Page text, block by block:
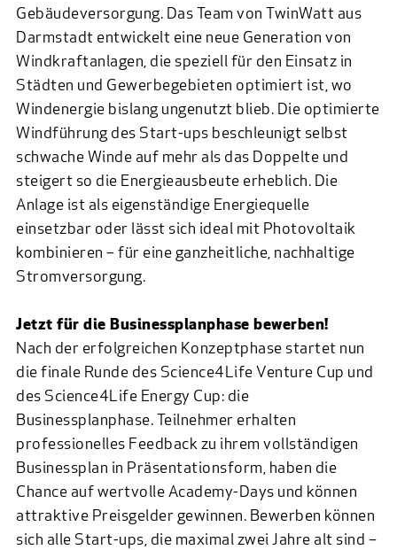
Gebäudeversorgung. Das Team von TwinWatt aus
Darmstadt entwickelt eine neue Generation von
Windkraftanlagen, die speziell für den Einsatz in
Städten und Gewerbegebieten optimiert ist, wo
Windenergie bislang ungenutzt blieb. Die optimierte
Windführung des Start-ups beschleunigt selbst
schwache Winde auf mehr als das Doppelte und
steigert so die Energieausbeute erheblich. Die
Anlage ist als eigenständige Energiequelle
einsetzbar oder lässt sich ideal mit Photovoltaik
kombinieren – für eine ganzheitliche, nachhaltige
Stromversorgung.
Jetzt für die Businessplanphase bewerben!
Nach der erfolgreichen Konzeptphase startet nun
die finale Runde des Science4Life Venture Cup und
des Science4Life Energy Cup: die
Businessplanphase. Teilnehmer erhalten
professionelles Feedback zu ihrem vollständigen
Businessplan in Präsentationsform, haben die
Chance auf wertvolle Academy-Days und können
attraktive Preisgelder gewinnen. Bewerben können
sich alle Start-ups, die maximal zwei Jahre alt sind –